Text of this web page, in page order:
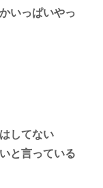
いっぱいやっ
してない
と言っている